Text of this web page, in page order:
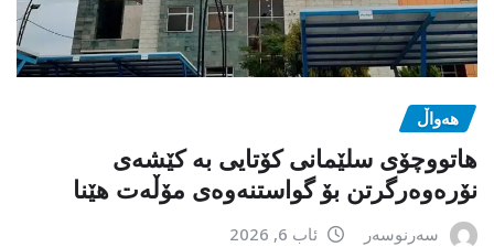
هەواڵ
هاتووچۆی سلێمانی کۆتایی بە کێشەی
نۆرەوەرگرتن بۆ گواستنەوەی مۆڵەت هێنا
سەرنوسەر ئاب 6, 2026